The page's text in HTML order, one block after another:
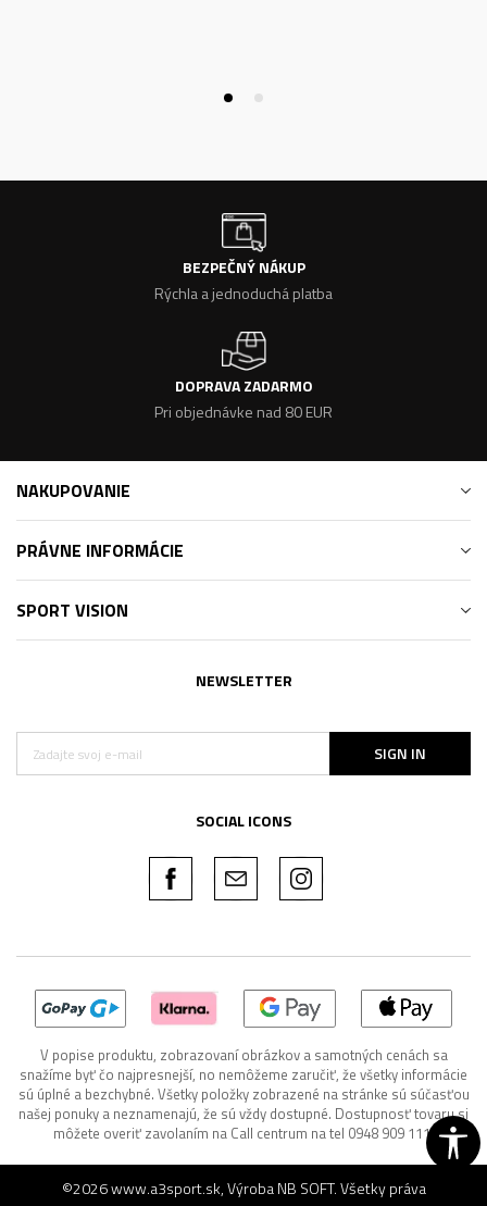
BEZPEČNÝ NÁKUP
Rýchla a jednoduchá platba
DOPRAVA ZADARMO
Pri objednávke nad 80 EUR
NAKUPOVANIE
PRÁVNE INFORMÁCIE
SPORT VISION
NEWSLETTER
SIGN IN
SOCIAL ICONS
V popise produktu, zobrazovaní obrázkov a samotných cenách sa
snažíme byť čo najpresnejší, no nemôžeme zaručiť, že všetky informácie
sú úplné a bezchybné. Všetky položky zobrazené na stránke sú súčasťou
našej ponuky a neznamenajú, že sú vždy dostupné. Dostupnosť tovaru si
môžete overiť zavolaním na Call centrum na tel 0948 909 111.
©2026www.a3sport.sk, VýrobaNB SOFT. Všetky práva